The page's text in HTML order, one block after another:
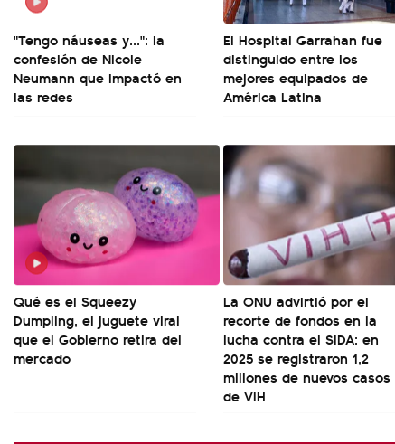
"Tengo náuseas y...": la
confesión de Nicole
Neumann que impactó en
las redes
El Hospital Garrahan fue
distinguido entre los
mejores equipados de
América Latina
Qué es el Squeezy
Dumpling, el juguete viral
que el Gobierno retira del
mercado
La ONU advirtió por el
recorte de fondos en la
lucha contra el SIDA: en
2025 se registraron 1,2
millones de nuevos casos
de VIH